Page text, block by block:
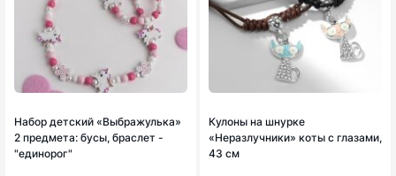
Набор детский «Выбражулька»
2 предмета: бусы, браслет -
"единорог"
Кулоны на шнурке
«Неразлучники» коты с глазами,
43 см